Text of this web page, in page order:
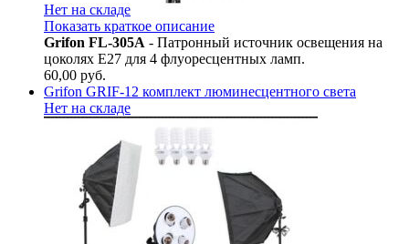
Нет на складе
Показать краткое описание
Grifon FL-305A - Патронный источник освещения на
цоколях Е27 для 4 флуоресцентных ламп.
60,00 руб.
Grifon GRIF-12 комплект люминесцентного света
Нет на складе